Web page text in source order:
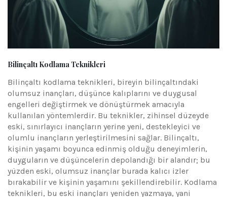
Bilinçaltı Kodlama Teknikleri
Bilinçaltı kodlama teknikleri, bireyin bilinçaltındaki
olumsuz inançları, düşünce kalıplarını ve duygusal
engelleri değiştirmek ve dönüştürmek amacıyla
kullanılan yöntemlerdir. Bu teknikler, zihinsel düzeyde
eski, sınırlayıcı inançların yerine yeni, destekleyici ve
olumlu inançların yerleştirilmesini sağlar. Bilinçaltı,
kişinin yaşamı boyunca edinmiş olduğu deneyimlerin,
duyguların ve düşüncelerin depolandığı bir alandır; bu
yüzden eski, olumsuz inançlar burada kalıcı izler
bırakabilir ve kişinin yaşamını şekillendirebilir. Kodlama
teknikleri, bu eski inançları yeniden yazmaya, yani